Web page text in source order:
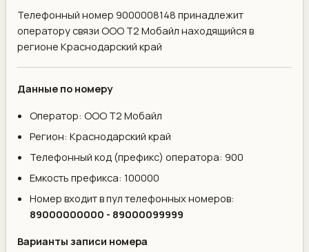
Телефонный номер 9000008148 принадлежит
оператору связи ООО Т2 Мобайл находящийся в
регионе Краснодарский край
Данные по номеру
Оператор: ООО Т2 Мобайл
Регион: Краснодарский край
Телефонный код (префикс) оператора: 900
Емкость префикса: 100000
Номер входит в пул телефонных номеров:
89000000000 - 89000099999
Варианты записи номера